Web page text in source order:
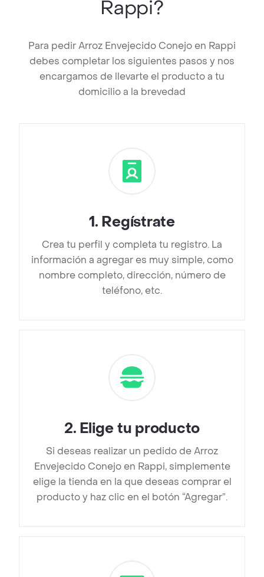
Rappi?
Para pedir Arroz Envejecido Conejo en Rappi
debes completar los siguientes pasos y nos
encargamos de llevarte el producto a tu
domicilio a la brevedad
1. Regístrate
Crea tu perfil y completa tu registro. La
información a agregar es muy simple, como
nombre completo, dirección, número de
teléfono, etc.
2. Elige tu producto
Si deseas realizar un pedido de Arroz
Envejecido Conejo en Rappi, simplemente
elige la tienda en la que deseas comprar el
producto y haz clic en el botón “Agregar”.